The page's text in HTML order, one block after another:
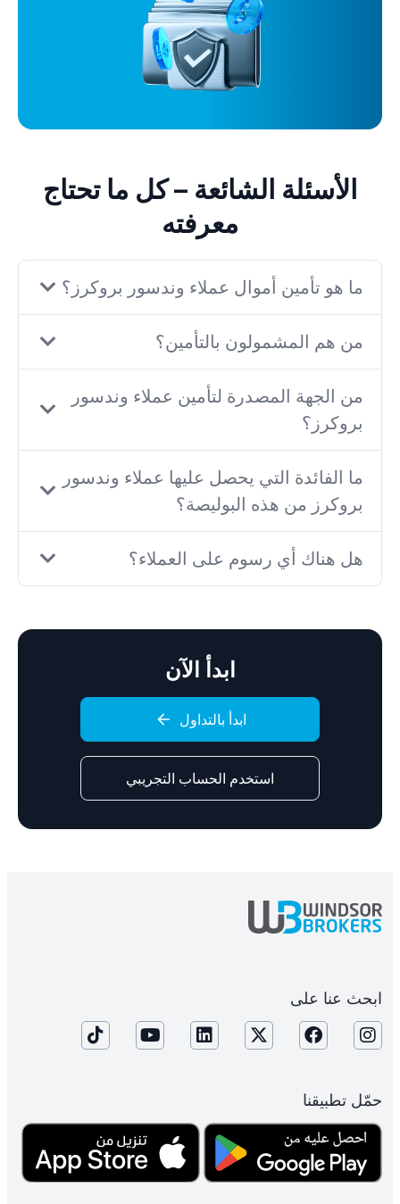
الأسئلة الشائعة – كل ما تحتاج
معرفته
ما هو تأمين أموال عملاء وندسور بروكرز؟
من هم المشمولون بالتأمين؟
من الجهة المصدرة لتأمين عملاء وندسور
بروكرز؟
ما الفائدة التي يحصل عليها عملاء وندسور
بروكرز من هذه البوليصة؟
هل هناك أي رسوم على العملاء؟
ابدأ الآن
ابدأ بالتداول
استخدم الحساب التجريبي
ابحث عنا على
حمّل تطبيقنا